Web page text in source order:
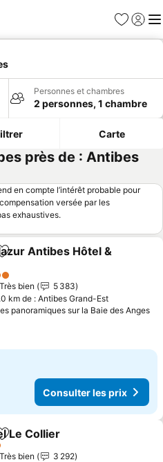
Favoris
Se
Personnes et chambres
2 personnes, 1 chambre
Carte
près de : Antibes
en compte l’intérêt probable pour
versée par les
exhaustives.
Ajouter à mes favoris
Antibes Hôtel &
les prix
Très bien
5 383
km de : Antibes Grand-Est
panoramiques sur la Baie des Anges
Consulter les prix
Ajouter à mes favoris
Le Collier
Très bien
3 292